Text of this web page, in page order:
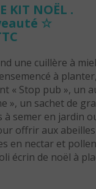
KIT NOËL .
☆
une cuillère à
à
« Stop pub », un
», un sachet de
à semer en jardin
offrir aux
en nectar et
écrin de noël à